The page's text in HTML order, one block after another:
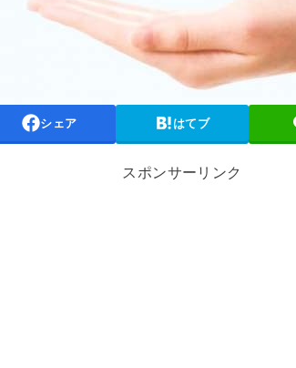
シェア はてブ
スポンサーリンク